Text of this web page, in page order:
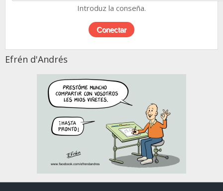
Introduz la conseña.
Efrén d'Andrés